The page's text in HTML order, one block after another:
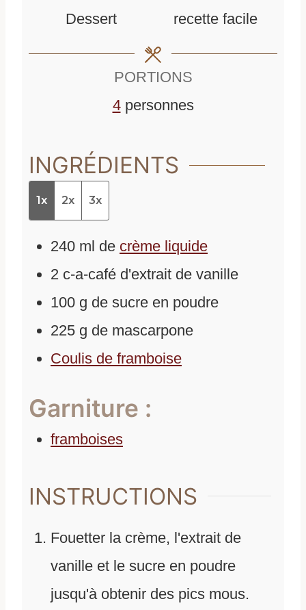
e
Dessert
recette facile
PORTIONS
4 personnes
INGRÉDIENTS
1x 2x 3x
240 ml de crème liquide
2 c-a-café d'extrait de vanille
100 g de sucre en poudre
225 g de mascarpone
Coulis de framboise
Garniture :
framboises
INSTRUCTIONS
Fouetter la crème, l'extrait de
vanille et le sucre en poudre
jusqu'à obtenir des pics mous.